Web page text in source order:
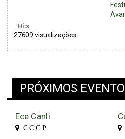
Hits
27609 visualizações
PRÓXIMOS
Ece Canli
C.C.C.P.